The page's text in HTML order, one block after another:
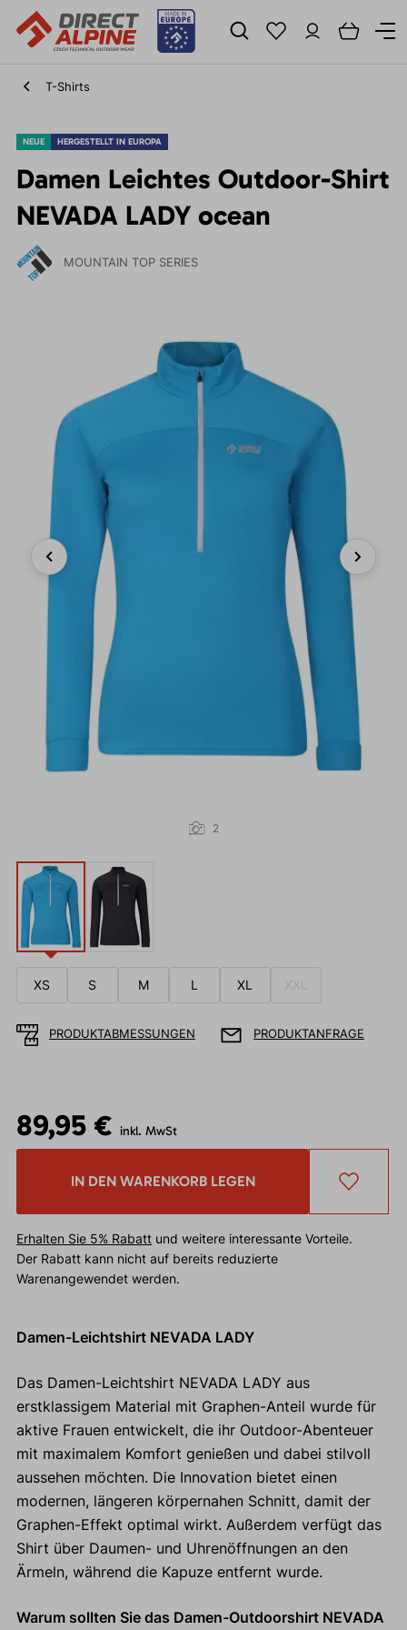
T-Shirts
NEUE HERGESTELLT IN EUROPA
Damen Leichtes Outdoor-Shirt
NEVADA LADY ocean
MOUNTAIN TOP SERIES
Next
2
XS S M L XL XXL
PRODUKTABMESSUNGEN PRODUKTANFRAGE
89,95 € inkl. MwSt
IN DEN WARENKORB LEGEN
Erhalten Sie 5% Rabattund weitere interessante Vorteile.
Der Rabatt kann nicht auf bereits reduzierte
Warenangewendet werden.
Damen-Leichtshirt NEVADA LADY
Das Damen-Leichtshirt NEVADA LADY aus
erstklassigem Material mit Graphen-Anteil wurde für
aktive Frauen entwickelt, die ihr Outdoor-Abenteuer
mit maximalem Komfort genießen und dabei stilvoll
aussehen möchten. Die Innovation bietet einen
modernen, längeren körpernahen Schnitt, damit der
Graphen-Effekt optimal wirkt. Außerdem verfügt das
Shirt über Daumen- und Uhrenöffnungen an den
Ärmeln, während die Kapuze entfernt wurde.
Warum sollten Sie das Damen-Outdoorshirt NEVADA